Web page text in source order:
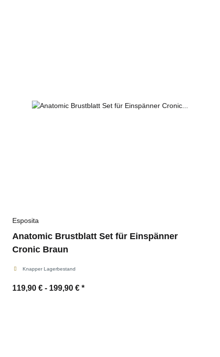
Esposita
Anatomic Brustblatt Set für Einspänner
Cronic Braun
Knapper Lagerbestand
119,90 € - 199,90 € *